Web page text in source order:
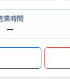
業時間
ー